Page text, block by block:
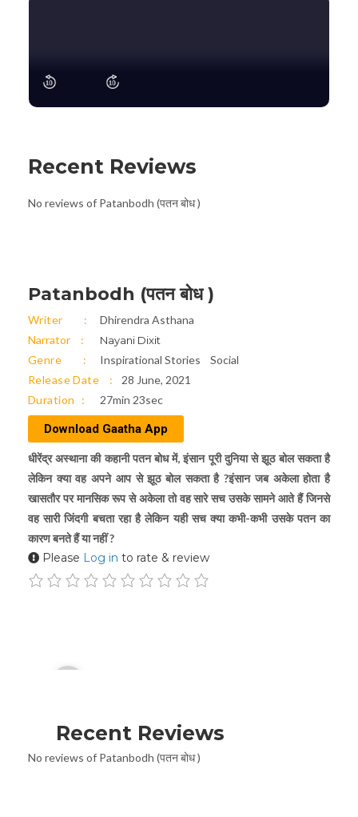
Recent Reviews
No reviews of Patanbodh (पतन बोध )
Patanbodh (पतन बोध )
Writer
Dhirendra Asthana
Narrator
Nayani Dixit
Genre Inspirational Stories
Social
Release Date
28 June, 2021
Duration
27min 23sec
Download Gaatha App
धीरेंद्र अस्थाना की कहानी पतन बोध में, इंसान पूरी दुनिया से झूठ बोल सकता है
लेकिन क्या वह अपने आप से झूठ बोल सकता है ?इंसान जब अकेला होता है
खासतौर पर मानसिक रूप से अकेला तो वह सारे सच उसके सामने आते हैं जिनसे
वह सारी जिंदगी बचता रहा है लेकिन यही सच क्या कभी-कभी उसके पतन का
कारण बनते हैं या नहीं ?
Please Log in to rate & review
Player
Recent Reviews
No reviews of Patanbodh (पतन बोध )